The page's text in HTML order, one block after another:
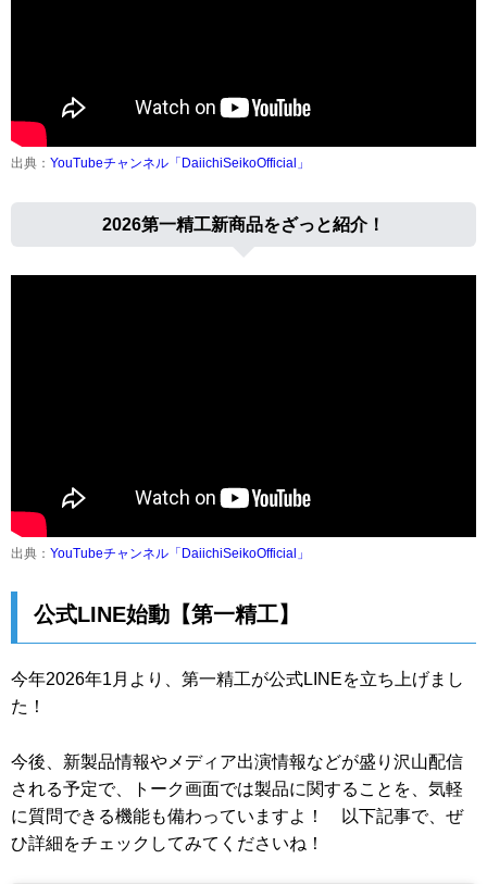
出典： YouTubeチャンネル「DaiichiSeikoOfficial」
2026第一精工新商品をざっと紹介！
出典： YouTubeチャンネル「DaiichiSeikoOfficial」
公式LINE始動【第一精工】
今年2026年1月より、第一精工が公式LINEを立ち上げまし
た！
今後、新製品情報やメディア出演情報などが盛り沢山配信
される予定で、トーク画面では製品に関することを、気軽
に質問できる機能も備わっていますよ！ 以下記事で、ぜ
ひ詳細をチェックしてみてくださいね！